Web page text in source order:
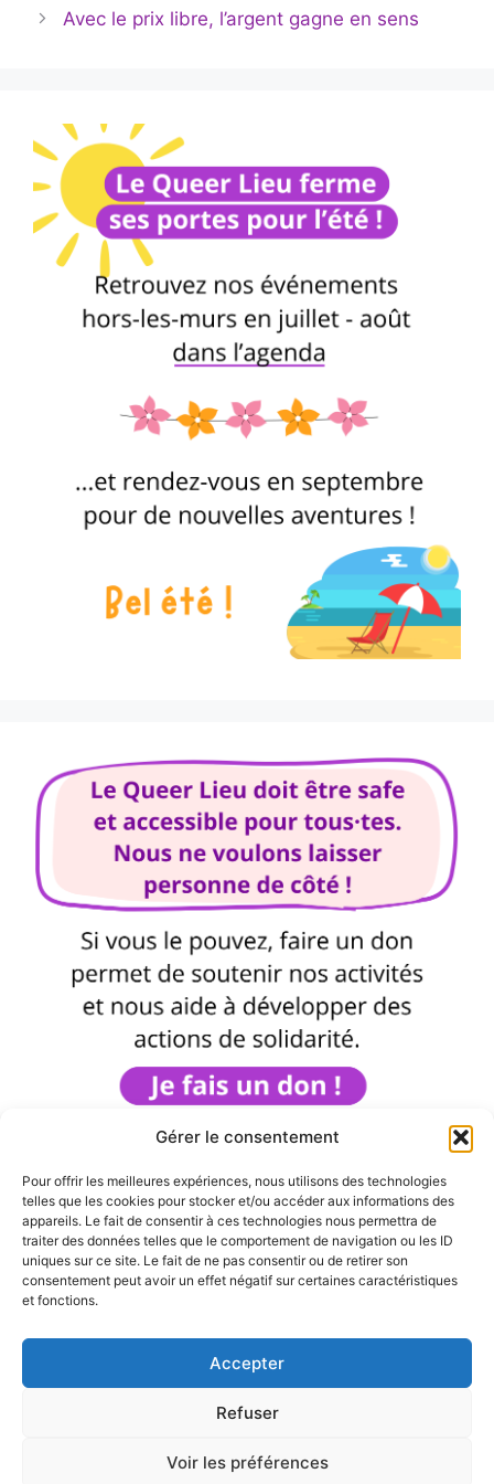
Gérer le consentement
Pour offrir les meilleures expériences, nous utilisons des technologies
telles que les cookies pour stocker et/ou accéder aux informations des
appareils. Le fait de consentir à ces technologies nous permettra de
traiter des données telles que le comportement de navigation ou les ID
uniques sur ce site. Le fait de ne pas consentir ou de retirer son
consentement peut avoir un effet négatif sur certaines caractéristiques
et fonctions.
Accepter
Refuser
Voir les préférences
Avec le prix libre, l’argent gagne en sens
Facebook
Instagram
Mastodon